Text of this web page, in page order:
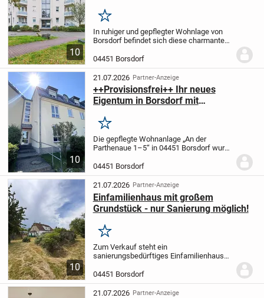
10
Merken
In ruhiger und gepflegter Wohnlage von
Borsdorf befindet sich diese charmante
Wassergraben 9. Sie verbindet eine
angenehme Nachbarschaft mit idealer
Anbindung an...
04451 Borsdorf
10
21.07.2026 Partner-Anzeige
++Provisionsfrei++ Ihr neues
Eigentum in Borsdorf mit
Balkon
Merken
Die gepflegte Wohnanlage „An der
Parthenaue 1–5“ in 04451 Borsdorf wurde
überzeugt durch ihre ruhige, naturnahe
Lage sowie ein angenehmes
Wohnumfeld. Großzügige...
04451 Borsdorf
10
21.07.2026 Partner-Anzeige
Einfamilienhaus mit großem
Grundstück - nur Sanierung möglich!
Merken
Zum Verkauf steht ein
sanierungsbedürftiges Einfamilienhaus
großzügigen Grundstück in absolut
ruhiger Lage. Das Grundstück überzeugt
durch seine Größe, den...
04451 Borsdorf
21.07.2026 Partner-Anzeige